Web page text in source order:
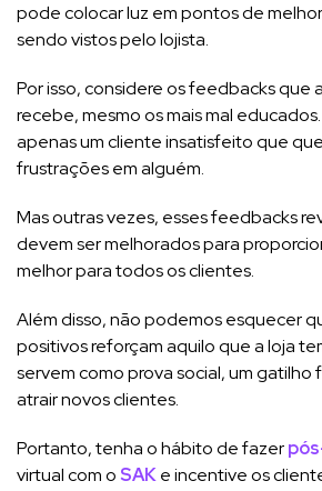
pode colocar luz em pontos de
sendo vistos pelo lojista.
Por isso, considere os feedbacks que
recebe, mesmo os mais mal
apenas um cliente insatisfeito que
frustrações em alguém.
Mas outras vezes, esses feedbacks
devem ser melhorados para
melhor para todos os clientes.
Além disso, não podemos esquecer
positivos reforçam aquilo que a loja
servem como prova social, um gatilho
atrair novos clientes.
Portanto, tenha o hábito de fazer
virtual com oSAKe incentive os